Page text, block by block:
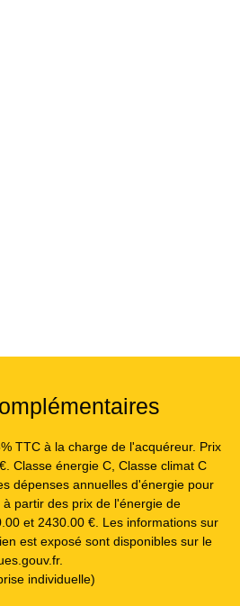
TTC à la charge de l'acquéreur. Prix
Classe énergie C, Classe climat C
dépenses annuelles d'énergie pour
partir des prix de l'énergie de
et 2430.00 €. Les informations sur
est exposé sont disponibles sur le
individuelle)